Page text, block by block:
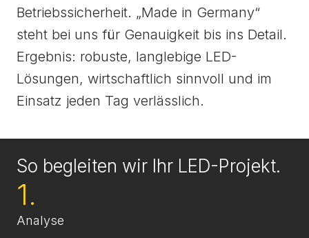
Betriebssicherheit. „Made in Germany“
steht bei uns für Genauigkeit bis ins Detail.
Ergebnis: robuste, langlebige LED-
Lösungen, wirtschaftlich sinnvoll und im
Einsatz jeden Tag verlässlich.
So begleiten wir Ihr LED-Projekt.
1.
Analyse